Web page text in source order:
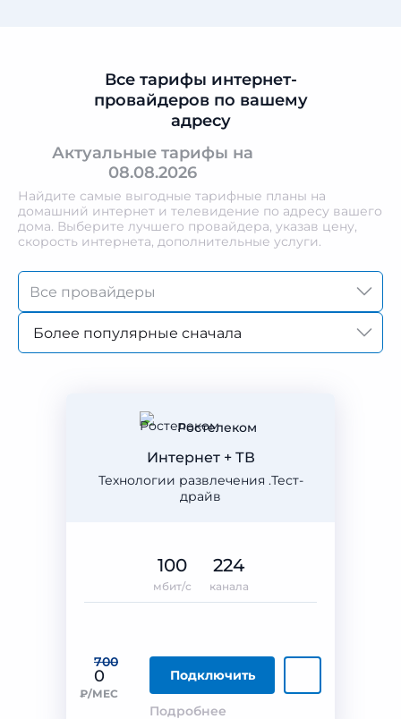
Все тарифы интернет-
провайдеров по вашему
адресу
Актуальные тарифы на
08.08.2026
Найдите самые выгодные тарифные планы на
домашний интернет и телевидение по адресу вашего
дома. Выберите лучшего провайдера, указав цену,
скорость интернета, дополнительные услуги.
Более популярные сначала
Ростелеком
Технологии развлечения .Тест-
драйв
Интернет + ТВ
700
0
₽/МЕС
Подключить
Подробнее
100
мбит/с
224
канала